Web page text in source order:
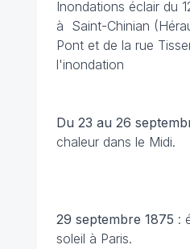
Inondations éclair du
à Saint-Chinian
Pont et de la rue
l'inondation
Du 23 au 26
chaleur dans le Midi.
29 septembre 1875 :
soleil à Paris.